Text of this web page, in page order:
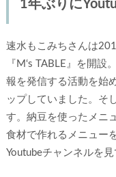
1年ぶりに
速水もこみちさんは
『M‘s TABLE』を開
報を発信する活動を始
ップしていました。そ
す。納豆を使ったメニ
食材で作れるメニュー
Youtubeチャンネルを